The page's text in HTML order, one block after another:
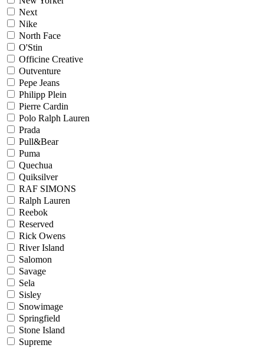
Next
Nike
North Face
O'Stin
Officine Creative
Outventure
Pepe Jeans
Philipp Plein
Pierre Cardin
Polo Ralph Lauren
Prada
Pull&Bear
Puma
Quechua
Quiksilver
RAF SIMONS
Ralph Lauren
Reebok
Reserved
Rick Owens
River Island
Salomon
Savage
Sela
Sisley
Snowimage
Springfield
Stone Island
Supreme